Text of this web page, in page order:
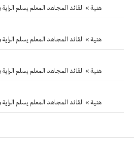
« هنية » القائد المجاهد المعلم يسلم الراية
« هنية » القائد المجاهد المعلم يسلم الراية
« هنية » القائد المجاهد المعلم يسلم الراية
« هنية » القائد المجاهد المعلم يسلم الراية